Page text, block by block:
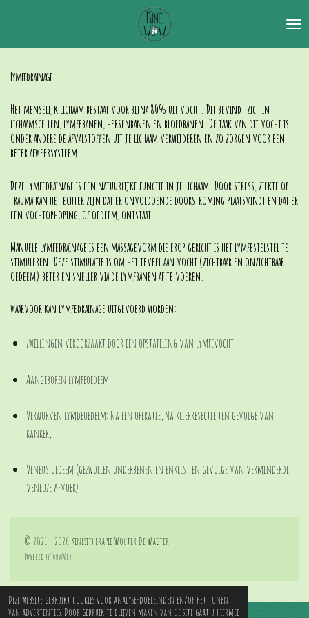
Deze website gebruikt cookies voor analyse-doeleinden en/of het tonen
van advertenties. Door gebruik te blijven maken van de site gaat u hiermee
hoofdinhoud
Lymfedrainage
Het menselijk lichaam bestaat voor bijna 80% uit vocht. Dit bevindt zich in
lichaamscellen, lymfebanen, hersenbanen en bloedbanen. De taak van dit vocht is
onder andere de afvalstoffen uit je lichaam verwijderen en zo zorgen voor een
beter afweersysteem.
Deze lymfedrainage is een natuurlijke functie in je lichaam. Door stress, ziekte of
trauma kan het echter zijn dat er onvoldoende doorstroming plaatsvindt en dat er
een vochtophoping, of oedeem, ontstaat.
Manuele lymfedrainage is een massagevorm die erop gericht is het lymfestelstel te
stimuleren. Deze stimulatie is om het teveel aan vocht (zichtbaar en onzichtbaar
oedeem) beter en sneller via de lymfbanen af te voeren.
waarvoor kan lymfedrainage uitgevoerd worden:
Zwellingen veroorzaakt door een opstapeling van lymfevocht
Aangeboren lymfeoedeem
Verworven lymdeoedeem: Na een operatie,Na klierresectie ten gevolge van
kanker,..
Veneus oedeem (gezwollen onderbenen en enkels ten gevolge van verminderde
veneuze afvoer)
© 2021 - 2026 Kinesitherapie Wouter De Wagter
Powered byJouwWeb